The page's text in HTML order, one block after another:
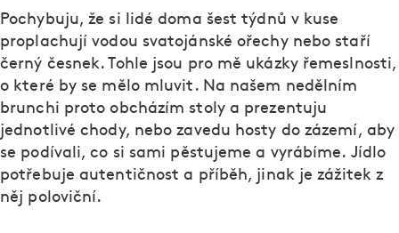
Pochybuju, že si lidé doma šest týdnů v kuse
proplachují vodou svatojánské ořechy nebo staří
černý česnek. Tohle jsou pro mě ukázky řemeslnosti,
o které by se mělo mluvit. Na našem nedělním
brunchi proto obcházím stoly a prezentuju
jednotlivé chody, nebo zavedu hosty do zázemí, aby
se podívali, co si sami pěstujeme a vyrábíme. Jídlo
potřebuje autentičnost a příběh, jinak je zážitek z
něj poloviční.